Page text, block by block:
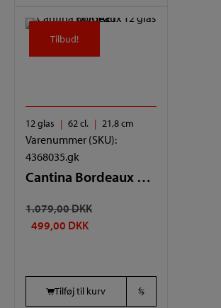
Tilbud!
12 glas 62 cl. 21,8 cm
Varenummer (SKU):
4368035.gk
Cantina Bordeaux 12 glas UDGÅET
1.079,00DKK
1.079,00 DKK.
499,00 DKKDEN
ER:
499,00 DKK.
Tilføj til kurv